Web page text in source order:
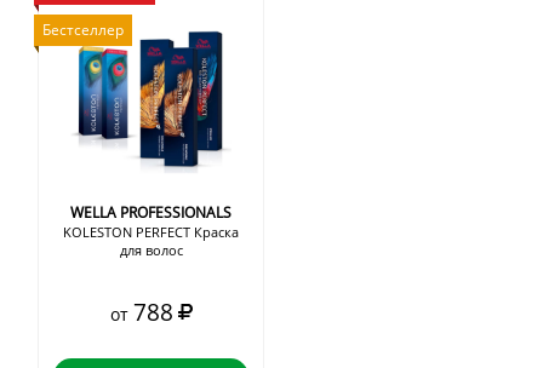
Бестселлер
WELLA PROFESSIONALS
KOLESTON PERFECT Краска
для волос
от 788